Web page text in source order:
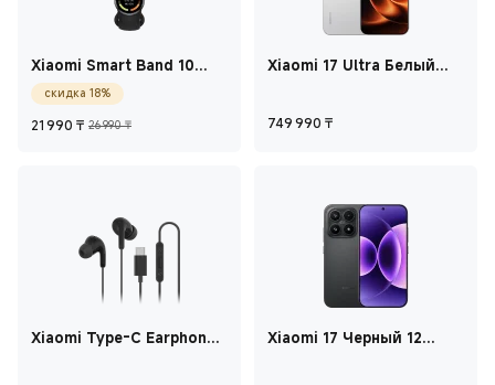
Xiaomi Smart Band 10
Полуночный чёрный
скидка 18%
21 990 ₸ Current Price ₸21 990
26 990 ₸Рекомендованная цена 26 990 ₸
Xiaomi 17 Ultra Белый
749 990 ₸
Xiaomi Type-C Earphones
Xiaomi 17 Черный 12